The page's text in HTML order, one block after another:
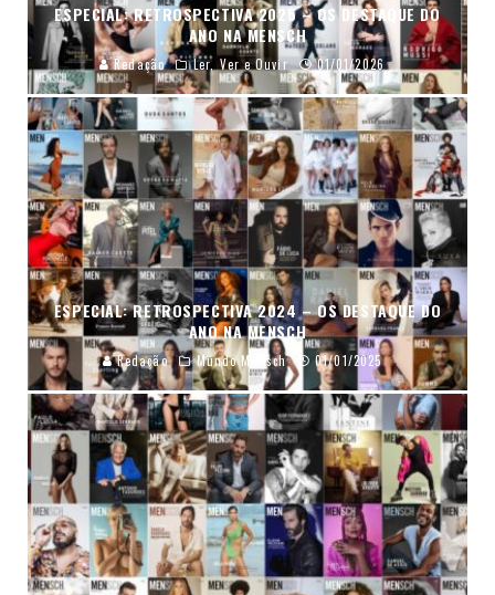
ESPECIAL: RETROSPECTIVA 2025 – OS DESTAQUE DO
ANO NA MENSCH
Redação Ler, Ver e Ouvir 01/01/2026
ESPECIAL: RETROSPECTIVA 2024 – OS DESTAQUE DO
ANO NA MENSCH
Redação Mundo Mensch 01/01/2025